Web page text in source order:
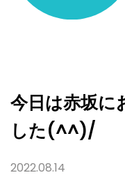
今日は赤坂に
した(^^)/
2022.08.14